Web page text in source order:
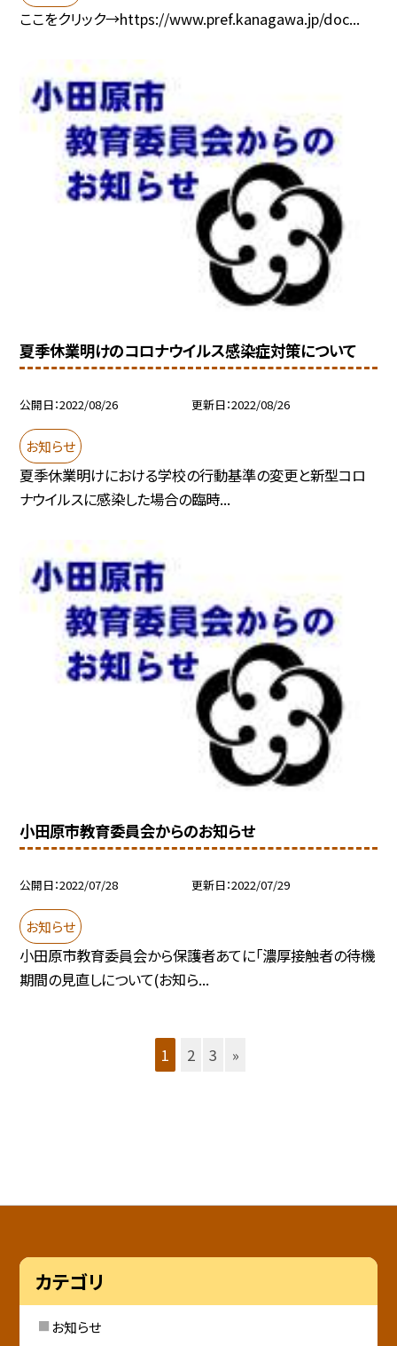
ここをクリック→https://www.pref.kanagawa.jp/doc...
夏季休業明けのコロナウイルス感染症対策について
公開日 2022/08/26 更新日 2022/08/26
お知らせ
夏季休業明けにおける学校の行動基準の変更と新型コロ
ナウイルスに感染した場合の臨時...
小田原市教育委員会からのお知らせ
公開日 2022/07/28 更新日 2022/07/29
お知らせ
小田原市教育委員会から保護者あてに「濃厚接触者の待機
期間の見直しについて(お知ら...
1 2 3 »
カテゴリ
お知らせ